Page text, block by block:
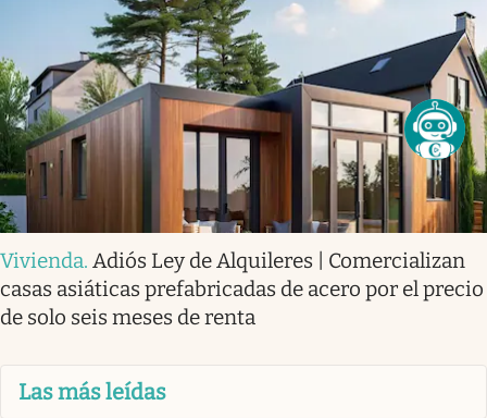
Vivienda. Adiós Ley de Alquileres | Comercializan
casas asiáticas prefabricadas de acero por el precio
de solo seis meses de renta
Las más leídas